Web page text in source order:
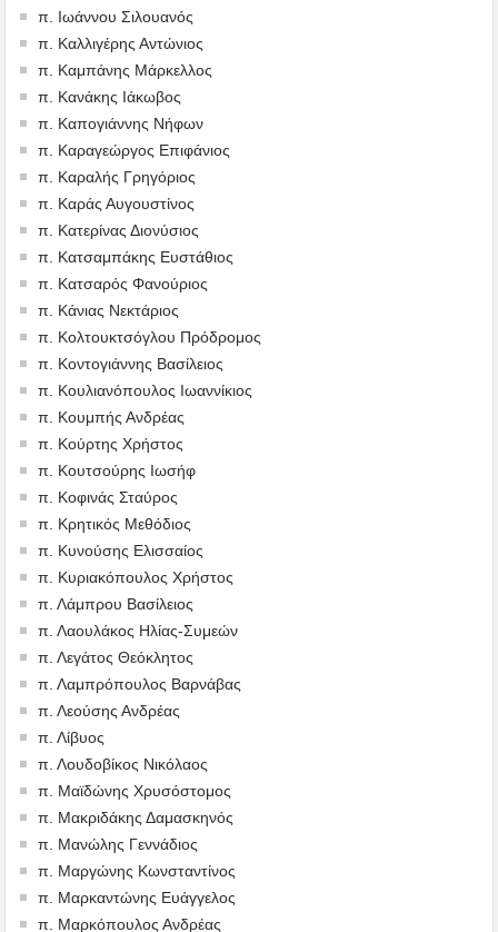
π. Ιωάννου Σιλουανός
π. Καλλιγέρης Αντώνιος
π. Καμπάνης Μάρκελλος
π. Κανάκης Ιάκωβος
π. Καπογιάννης Νήφων
π. Καραγεώργος Επιφάνιος
π. Καραλής Γρηγόριος
π. Καράς Αυγουστίνος
π. Κατερίνας Διονύσιος
π. Κατσαμπάκης Ευστάθιος
π. Κατσαρός Φανούριος
π. Κάνιας Νεκτάριος
π. Κολτουκτσόγλου Πρόδρομος
π. Κοντογιάννης Βασίλειος
π. Κουλιανόπουλος Ιωαννίκιος
π. Κουμπής Ανδρέας
π. Κούρτης Χρήστος
π. Κουτσούρης Ιωσήφ
π. Κοφινάς Σταύρος
π. Κρητικός Μεθόδιος
π. Κυνούσης Ελισσαίος
π. Κυριακόπουλος Χρήστος
π. Λάμπρου Βασίλειος
π. Λαουλάκος Ηλίας-Συμεών
π. Λεγάτος Θεόκλητος
π. Λαμπρόπουλος Βαρνάβας
π. Λεούσης Ανδρέας
π. Λίβυος
π. Λουδοβίκος Νικόλαος
π. Μαϊδώνης Χρυσόστομος
π. Μακριδάκης Δαμασκηνός
π. Μανώλης Γεννάδιος
π. Μαργώνης Κωνσταντίνος
π. Μαρκαντώνης Ευάγγελος
π. Μαρκόπουλος Ανδρέας